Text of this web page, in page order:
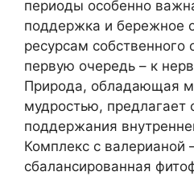
периоды особенно
поддержка и бережное
ресурсам собственного
первую очередь – к
Природа, обладающая
мудростью, предлагает
поддержания
Комплекс с валерианой
сбалансированная